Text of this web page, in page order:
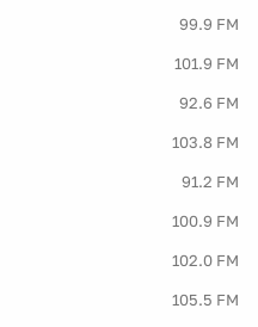
99.9 FM
101.9 FM
92.6 FM
103.8 FM
91.2 FM
100.9 FM
102.0 FM
105.5 FM